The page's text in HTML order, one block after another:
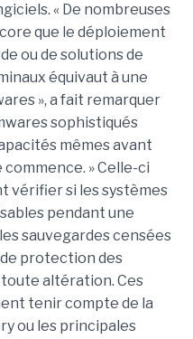
« De nombreuses
que le déploiement
ou de solutions de
équivaut à une
», a fait remarquer
sophistiqués
mêmes avant
» Celle-ci
vérifier si les systèmes
pendant une
sauvegardes censées
protection des
altération. Ces
tenir compte de la
ou les principales